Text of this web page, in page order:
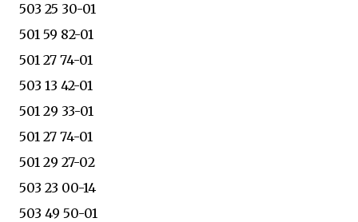
503 25 30-01
501 59 82-01
501 27 74-01
503 13 42-01
501 29 33-01
501 27 74-01
501 29 27-02
503 23 00-14
503 49 50-01